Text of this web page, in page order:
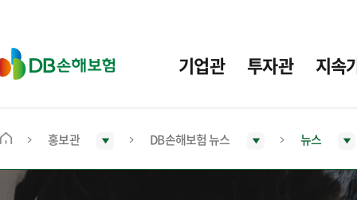
D
B
보
기업관 투자관 지속
메
홍보관 DB손해보험 뉴스 뉴스